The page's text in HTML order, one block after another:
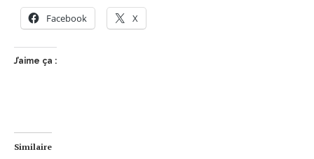
Facebook X
J’aime ça :
Similaire